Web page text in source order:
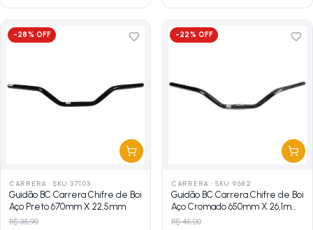
-28% OFF
CARRERA · SKU 37103
Guidão BC Carrera Chifre de Boi
Aço Preto 670mm X 22,5mm
R$ 35,90
-22% OFF
CARRERA · SKU 9682
Guidão BC Carrera Chifre de Boi
Aço Cromado 650mm X 26,1mm
Expandido
R$ 45,00